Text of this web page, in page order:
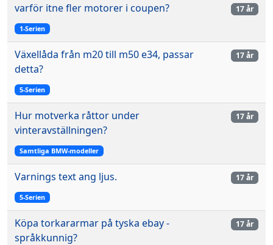
varför itne fler motorer i coupen?
1-Serien
17 år
Växellåda från m20 till m50 e34, passar
detta?
5-Serien
17 år
Hur motverka råttor under
vinteravställningen?
Samtliga BMW-modeller
17 år
Varnings text ang ljus.
5-Serien
17 år
Köpa torkararmar på tyska ebay -
språkkunnig?
17 år